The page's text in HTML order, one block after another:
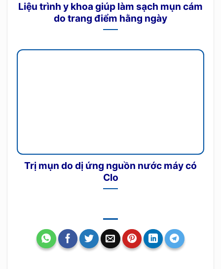
Liệu trình y khoa giúp làm sạch mụn cám
do trang điểm hằng ngày
Trị mụn do dị ứng nguồn nước máy có
Clo